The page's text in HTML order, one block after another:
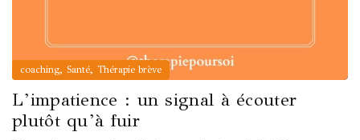
coaching, Santé, Thérapie brève
L’impatience : un signal à écouter
plutôt qu’à fuir